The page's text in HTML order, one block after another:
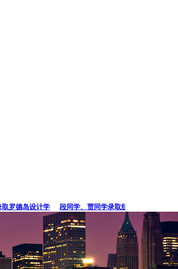
德岛设计学 段同学、贾同学录取纽约